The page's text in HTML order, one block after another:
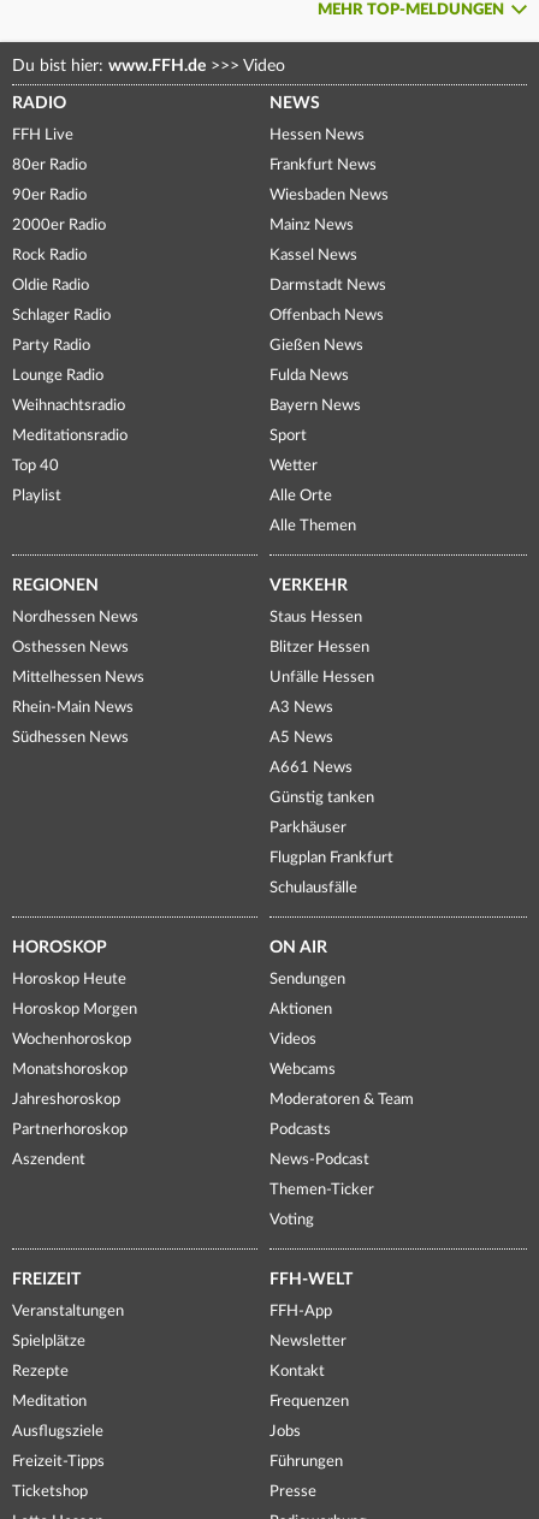
MEHR TOP-MELDUNGEN
Du bist hier: www.FFH.de >>> Video
RADIO
FFH Live
80er Radio
90er Radio
2000er Radio
Rock Radio
Oldie Radio
Schlager Radio
Party Radio
Lounge Radio
Weihnachtsradio
Meditationsradio
Top 40
Playlist
NEWS
Hessen News
Frankfurt News
Wiesbaden News
Mainz News
Kassel News
Darmstadt News
Offenbach News
Gießen News
Fulda News
Bayern News
Sport
Wetter
Alle Orte
Alle Themen
REGIONEN
Nordhessen News
Osthessen News
Mittelhessen News
Rhein-Main News
Südhessen News
VERKEHR
Staus Hessen
Blitzer Hessen
Unfälle Hessen
A3 News
A5 News
A661 News
Günstig tanken
Parkhäuser
Flugplan Frankfurt
Schulausfälle
HOROSKOP
Horoskop Heute
Horoskop Morgen
Wochenhoroskop
Monatshoroskop
Jahreshoroskop
Partnerhoroskop
Aszendent
ON AIR
Sendungen
Aktionen
Videos
Webcams
Moderatoren & Team
Podcasts
News-Podcast
Themen-Ticker
Voting
FREIZEIT
Veranstaltungen
Spielplätze
Rezepte
Meditation
Ausflugsziele
Freizeit-Tipps
Ticketshop
FFH-WELT
FFH-App
Newsletter
Kontakt
Frequenzen
Jobs
Führungen
Presse